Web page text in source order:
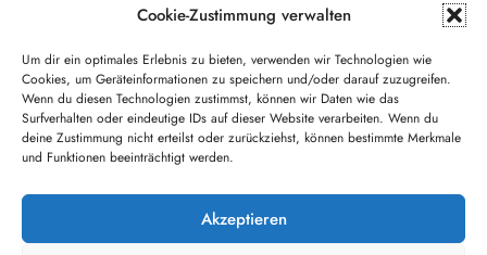
Cookie-Zustimmung verwalten
Um dir ein optimales Erlebnis zu bieten, verwenden wir Technologien wie
Cookies, um Geräteinformationen zu speichern und/oder darauf zuzugreifen.
Wenn du diesen Technologien zustimmst, können wir Daten wie das
Surfverhalten oder eindeutige IDs auf dieser Website verarbeiten. Wenn du
deine Zustimmung nicht erteilst oder zurückziehst, können bestimmte Merkmale
und Funktionen beeinträchtigt werden.
Akzeptieren
Vorheriger Beitrag
THL – Türöffnung
Nächster Beitrag
Anschaffung eines Rollwagens zur
Brandschutzerzieung